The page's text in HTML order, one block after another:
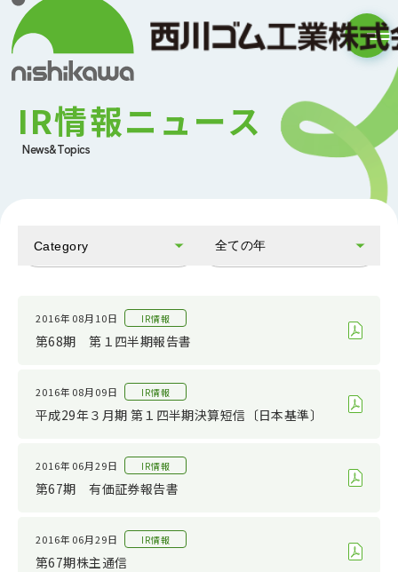
IR情報ニュース
News&Topics
Category
お知らせ
会社情報
全ての年
2016年08月10日 IR情報
第68期 第１四半期報告書
2016年08月09日 IR情報
平成29年３月期 第１四半期決算短信〔日本基準〕
2016年06月29日 IR情報
第67期 有価証券報告書
2016年06月29日 IR情報
第67期株主通信